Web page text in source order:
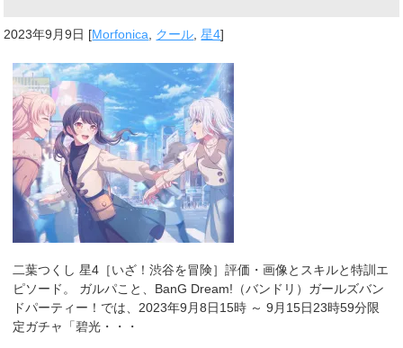
2023年9月9日 [Morfonica, クール,星4]
二葉つくし 星4［いざ！渋谷を冒険］評価・画像とスキルと特訓エ
ピソード。 ガルパこと、BanG Dream!（バンドリ）ガールズバン
ドパーティー！では、2023年9月8日15時 ～ 9月15日23時59分限
定ガチャ「碧光・・・